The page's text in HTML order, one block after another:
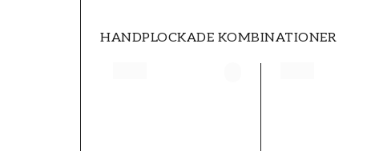
HANDPLOCKADE KOMBINATIONER